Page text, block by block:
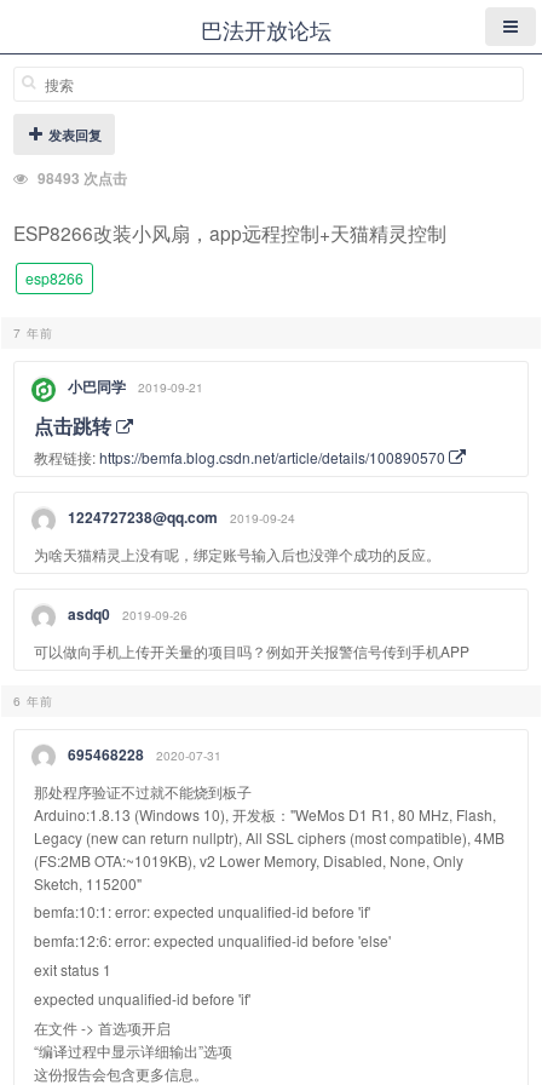
巴法开放论坛
发表回复
98493 次点击
ESP8266改装小风扇，app远程控制+天猫精灵控制
esp8266
7 年前
小巴同学 2019-09-21
点击跳转
教程链接:https://bemfa.blog.csdn.net/article/details/100890570
1224727238@qq.com 2019-09-24
为啥天猫精灵上没有呢，绑定账号输入后也没弹个成功的反应。
asdq0 2019-09-26
可以做向手机上传开关量的项目吗？例如开关报警信号传到手机APP
6 年前
695468228 2020-07-31
那处程序验证不过就不能烧到板子
Arduino:1.8.13 (Windows 10), 开发板："WeMos D1 R1, 80 MHz, Flash,
Legacy (new can return nullptr), All SSL ciphers (most compatible), 4MB
(FS:2MB OTA:~1019KB), v2 Lower Memory, Disabled, None, Only
Sketch, 115200"
bemfa:10:1: error: expected unqualified-id before 'if'
bemfa:12:6: error: expected unqualified-id before 'else'
exit status 1
expected unqualified-id before 'if'
在文件 -> 首选项开启
“编译过程中显示详细输出”选项
这份报告会包含更多信息。